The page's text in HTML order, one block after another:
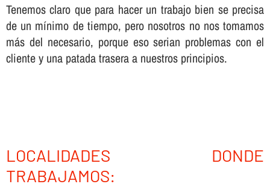
Tenemos claro que para hacer un trabajo bien se precisa
de un mí­nimo de tiempo, pero nosotros no nos tomamos
más del necesario, porque eso serian problemas con el
cliente y una patada trasera a nuestros principios.
LOCALIDADES DONDE
TRABAJAMOS: